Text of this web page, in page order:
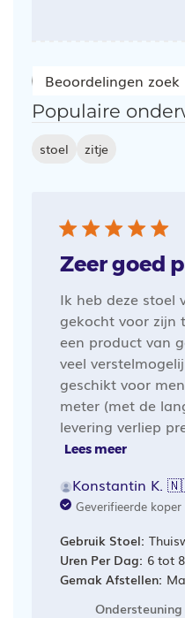
zoeken
Populaire
stoel
zitje
Zeer goed
Ik heb deze stoel
gekocht voor zijn
een product van
veel
geschikt voor
meter (met de
levering verliep
Lees meer
Konstantin K.
Geverifieerde koper
Gebruik Stoel:
Uren Per Dag: 6 tot
Gemak Afstellen:
Ondersteuning